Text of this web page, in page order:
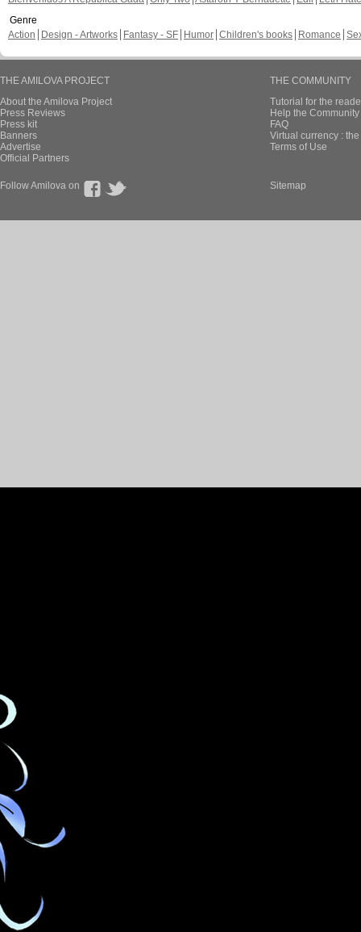
Genre
Action
Design - Artworks Fantasy - SF Humor Children's books Romance
THE AMILOVA PROJECT
About the Amilova Project
Press Reviews
Press kit
Banners
Advertise
Official Partners
THE COMMUNITY
Tutorial for the
Help the
FAQ
Virtual currency :
Terms of Use
Follow Amilova on Sitemap